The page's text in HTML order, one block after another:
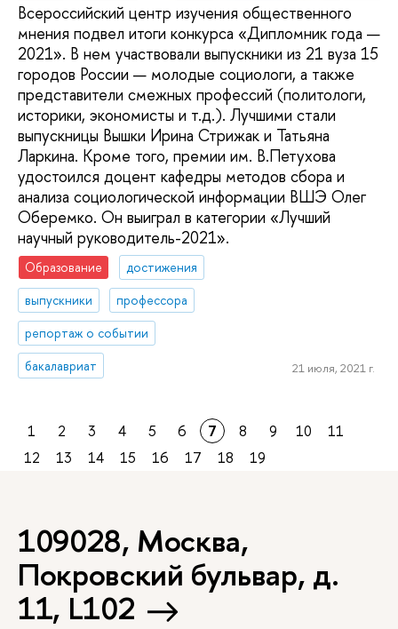
Всероссийский центр изучения общественного
мнения подвел итоги конкурса «Дипломник года —
2021». В нем участвовали выпускники из 21 вуза 15
городов России — молодые социологи, а также
представители смежных профессий (политологи,
историки, экономисты и т.д.). Лучшими стали
выпускницы Вышки Ирина Стрижак и Татьяна
Ларкина. Кроме того, премии им. В.Петухова
удостоился доцент кафедры методов сбора и
анализа социологической информации ВШЭ Олег
Оберемко. Он выиграл в категории «Лучший
научный руководитель-2021».
Образование
достижения
выпускники
профессора
репортаж о событии
бакалавриат
21 июля, 2021 г.
1 2 3 4 5 6 7 8 9 10
11
12
13 14 15 16 17 18 19
109028, Москва,
Покровский бульвар, д.
11, L102